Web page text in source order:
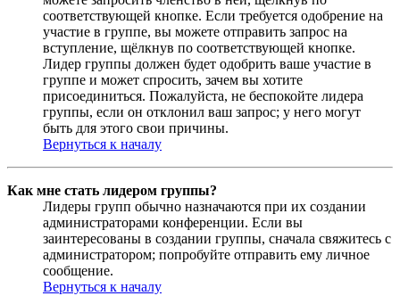
соответствующей кнопке. Если требуется одобрение на
участие в группе, вы можете отправить запрос на
вступление, щёлкнув по соответствующей кнопке.
Лидер группы должен будет одобрить ваше участие в
группе и может спросить, зачем вы хотите
присоединиться. Пожалуйста, не беспокойте лидера
группы, если он отклонил ваш запрос; у него могут
быть для этого свои причины.
Вернуться к началу
Как мне стать лидером группы?
Лидеры групп обычно назначаются при их создании
администраторами конференции. Если вы
заинтересованы в создании группы, сначала свяжитесь с
администратором; попробуйте отправить ему личное
сообщение.
Вернуться к началу